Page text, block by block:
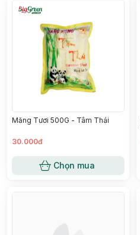
Măng Tươi 500G - Tâm Thái
30.000đ
Chọn mua